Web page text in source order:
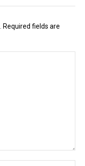
Required fields are